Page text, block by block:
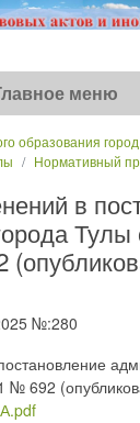
меню
образования город
Нормативный
в
Тулы
№:280
№ 692